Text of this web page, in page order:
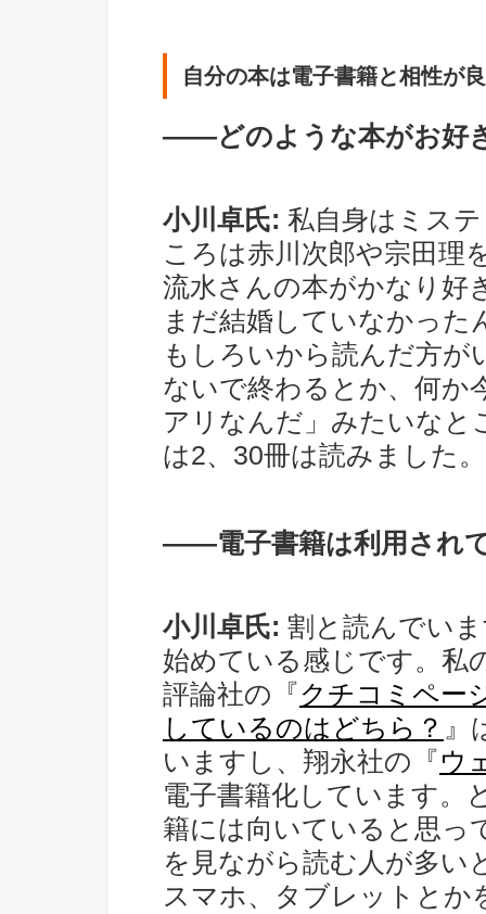
自分の本は電子書籍と相性が
――どのような本がお好
小川卓氏: 私自身はミス
ころは赤川次郎や宗田理
流水さんの本がかなり好
まだ結婚していなかった
もしろいから読んだ方が
ないで終わるとか、何か
アリなんだ」みたいなと
は2、30冊は読みました。
――電子書籍は利用され
小川卓氏: 割と読んでい
始めている感じです。私
評論社の『クチコミペー
しているのはどちら？ 』
いますし、翔永社の『 ウ
電子書籍化しています。
籍には向いていると思っ
を見ながら読む人が多い
スマホ、タブレットとか